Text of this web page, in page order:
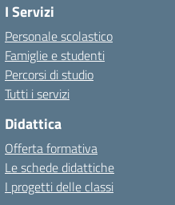
I Servizi
Personale scolastico
Famiglie e studenti
Percorsi di studio
Tutti i servizi
Didattica
Offerta formativa
Le schede didattiche
I progetti delle classi